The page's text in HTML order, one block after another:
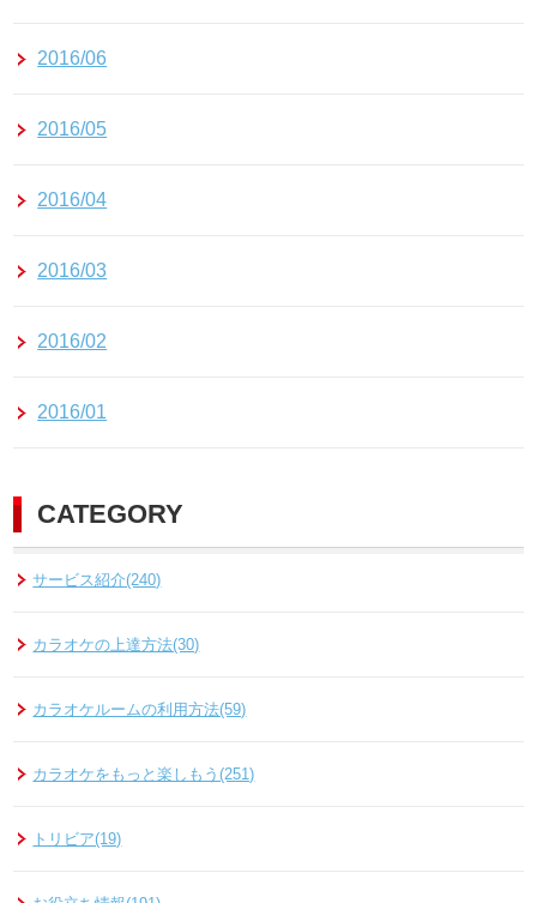
2016/06
2016/05
2016/04
2016/03
2016/02
2016/01
CATEGORY
サービス紹介(240)
カラオケの上達方法(30)
カラオケルームの利用方法(59)
カラオケをもっと楽しもう(251)
トリビア(19)